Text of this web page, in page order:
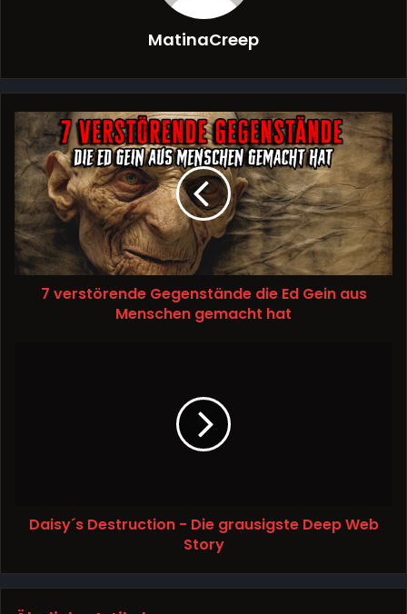
MatinaCreep
7 verstörende Gegenstände die Ed Gein aus
Menschen gemacht hat
Daisy´s Destruction - Die grausigste Deep Web
Story